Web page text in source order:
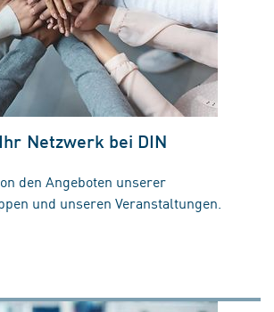
Netzwerk bei DIN
den Angeboten unserer
und unseren Veranstaltungen.